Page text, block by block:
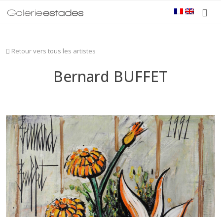
Retour vers tous les artistes
Bernard BUFFET